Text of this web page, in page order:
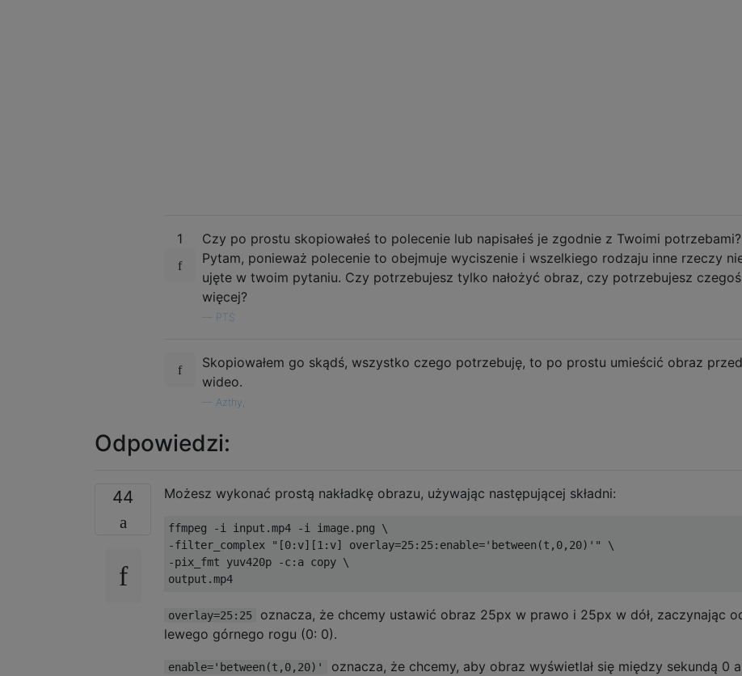
1
Czy po prostu skopiowałeś to polecenie lub napisałeś je zgodnie z Twoimi potrzebami?
Pytam, ponieważ polecenie to obejmuje wyciszenie i wszelkiego rodzaju inne rzeczy
ujęte w twoim pytaniu. Czy potrzebujesz tylko nałożyć obraz, czy potrzebujesz czegoś
więcej?
PTS
Skopiowałem go skądś, wszystko czego potrzebuję, to po prostu umieścić obraz przed
wideo.
Azthy,
Odpowiedzi:
44 Możesz wykonać prostą nakładkę obrazu, używając następującej składni:
ffmpeg -i input.mp4 -i image.png \
-filter_complex "[0:v][1:v] overlay=25:25:enable='between(t,0,20)'" \
-pix_fmt yuv420p -c:a copy \
overlay=25:25
oznacza, że ​​chcemy ustawić obraz 25px w prawo i 25px w dół, zaczynając
lewego górnego rogu (0: 0).
enable='between(t,0,20)'
oznacza, że ​​chcemy, aby obraz wyświetlał się między sekundą 0 a